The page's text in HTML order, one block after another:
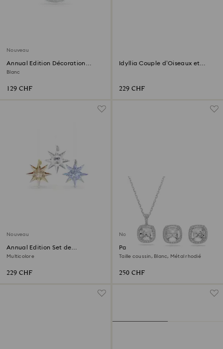
Nouveau
Annual Edition Décoration
Boule 2026
Blanc
129 CHF
Idyllia Couple d’Oiseaux et
229 CHF
Nouveau
Annual Edition Set de
Décorations 35e Anniversaire
Multicolore
229 CHF
Nouveau
Parure Una Angelic
Taille coussin, Blanc, Métal rhodié
250 CHF